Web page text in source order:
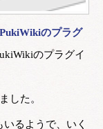
のプラグ
のプラグイ
した。
るようで、いく